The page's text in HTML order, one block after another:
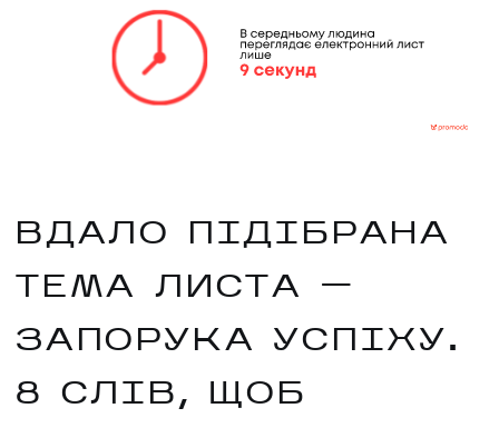
ВДАЛО ПІДІБРАНА
ТЕМА ЛИСТА —
ЗАПОРУКА УСПІХУ.
8 СЛІВ, ЩОБ